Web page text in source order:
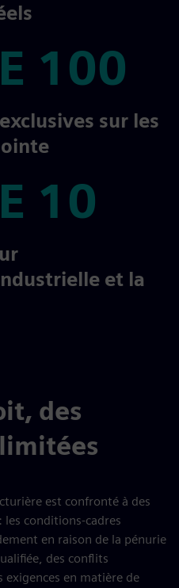
100
sur les
10
et la
des
est confronté à des
conditions-cadres
en raison de la pénurie
des conflits
exigences en matière de